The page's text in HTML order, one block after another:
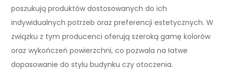
poszukują produktów dostosowanych do ich
indywidualnych potrzeb oraz preferencji estetycznych. W
związku z tym producenci oferują szeroką gamę kolorów
oraz wykończeń powierzchni, co pozwala na łatwe
dopasowanie do stylu budynku czy otoczenia.